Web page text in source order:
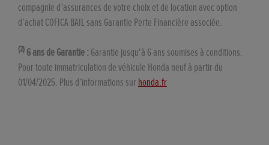
compagnie d’assurances de votre choix et de location avec option
d’achat COFICA BAIL sans Garantie Perte Financière associée.
(2) 6 ans de Garantie :Garantie jusqu'à 6 ans soumises à conditions.
Pour toute immatriculation de véhicule Honda neuf à partir du
01/04/2025. Plus d’informations sur honda.fr